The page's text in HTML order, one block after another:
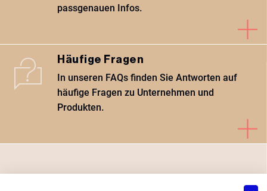
passgenauen Infos.
Häufige Fragen
In unseren FAQs finden Sie Antworten auf
häufige Fragen zu Unternehmen und
Produkten.